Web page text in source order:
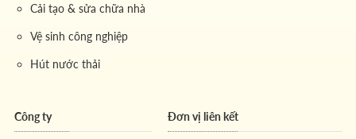
Cải tạo & sửa chữa nhà
Vệ sinh công nghiệp
Hút nước thải
Công ty Đơn vị liên kết